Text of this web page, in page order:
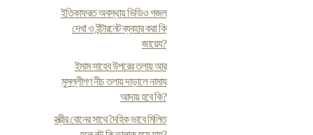
ইতিকাফরত অবস্থায় ভিডিও গজল
দেখা ও ইন্টারনেট ব্যবহার করা কি
জায়েয?
ইমাম সাহেব উপরের তলায় আর
মুসল্লীগণ নীচ তলায় দাড়ালে নামায
আদায় হবে কি?
স্ত্রীর বোনের সাথে দৈহিক ভাবে মিলিত